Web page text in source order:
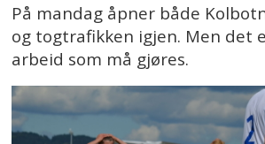
På mandag åpner både
og togtrafikken igjen. Men det
arbeid som må gjøres.